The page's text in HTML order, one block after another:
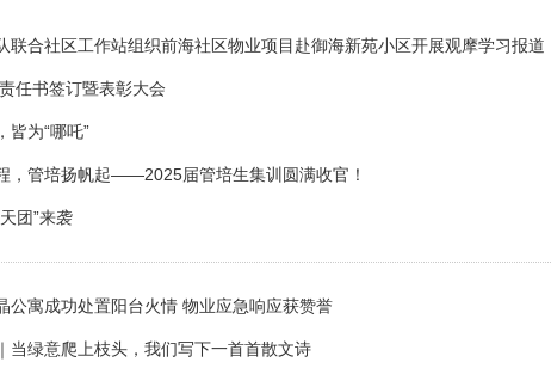
联合社区工作站组织前海社区物业项目赴御海新苑小区开展观摩学习报道
任书签订暨表彰大会
皆为“哪吒”
，管培扬帆起——2025届管培生集训圆满收官！
团”来袭
公寓成功处置阳台火情 物业应急响应获赞誉
当绿意爬上枝头，我们写下一首首散文诗